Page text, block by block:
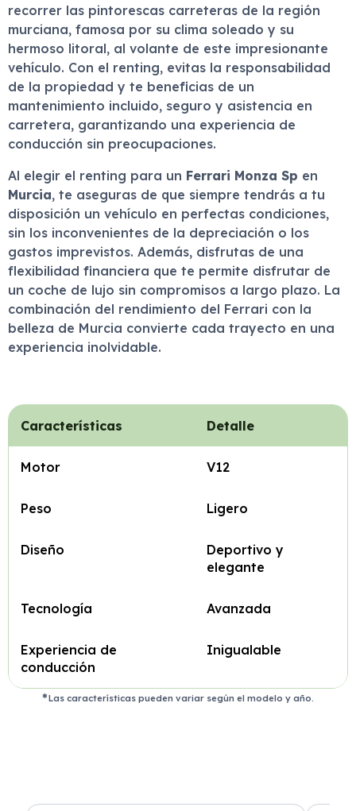
recorrer las pintorescas carreteras de la región
murciana, famosa por su clima soleado y su
hermoso litoral, al volante de este impresionante
vehículo. Con el renting, evitas la responsabilidad
de la propiedad y te beneficias de un
mantenimiento incluido, seguro y asistencia en
carretera, garantizando una experiencia de
conducción sin preocupaciones.
Al elegir el renting para un Ferrari Monza Sp en
Murcia, te aseguras de que siempre tendrás a tu
disposición un vehículo en perfectas condiciones,
sin los inconvenientes de la depreciación o los
gastos imprevistos. Además, disfrutas de una
flexibilidad financiera que te permite disfrutar de
un coche de lujo sin compromisos a largo plazo. La
combinación del rendimiento del Ferrari con la
belleza de Murcia convierte cada trayecto en una
experiencia inolvidable.
Características Detalle
Motor V12
Peso Ligero
Diseño
Deportivo y
elegante
Tecnología Avanzada
Experiencia de
conducción
Inigualable
Las características pueden variar según el modelo y año.